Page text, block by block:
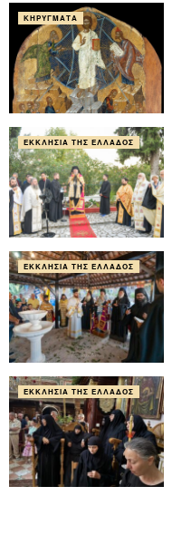
ΚΗΡΎΓΜΑΤΑ
ΕΚΚΛΗΣΊΑ ΤΗΣ ΕΛΛΆΔΟΣ
ΕΚΚΛΗΣΊΑ ΤΗΣ ΕΛΛΆΔΟΣ
ΕΚΚΛΗΣΊΑ ΤΗΣ ΕΛΛΆΔΟΣ